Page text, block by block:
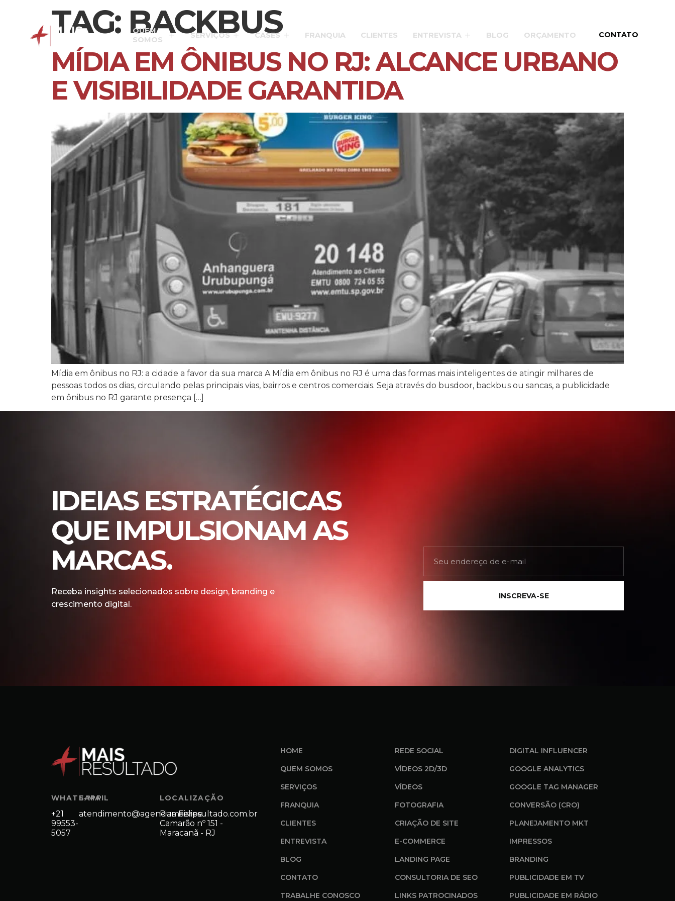
QUEM
SOMOS
SERVIÇOS CASES FRANQUIA CLIENTES ENTREVISTA BLOG ORÇAMENTO CONTATO
TAG: BACKBUS
MÍDIA EM ÔNIBUS NO RJ: ALCANCE URBANO
E VISIBILIDADE GARANTIDA
Mídia em ônibus no RJ: a cidade a favor da sua marca A Mídia em ônibus no RJ é uma das formas mais inteligentes de atingir milhares de
pessoas todos os dias, circulando pelas principais vias, bairros e centros comerciais. Seja através do busdoor, backbus ou sancas, a publicidade
em ônibus no RJ garante presença […]
IDEIAS ESTRATÉGICAS
QUE IMPULSIONAM AS
MARCAS.
Receba insights selecionados sobre design, branding e
crescimento digital.
INSCREVA-SE
WHATSAPP
+21
99553-
5057
E-MAIL
atendimento@agenciamaisresultado.com.br
LOCALIZAÇÃO
Rua Felipe
Camarão nº 151 -
Maracanã - RJ
HOME
QUEM SOMOS
SERVIÇOS
FRANQUIA
CLIENTES
ENTREVISTA
BLOG
CONTATO
TRABALHE CONOSCO
REDE SOCIAL
VÍDEOS 2D/3D
VÍDEOS
FOTOGRAFIA
CRIAÇÃO DE SITE
E-COMMERCE
LANDING PAGE
CONSULTORIA DE SEO
LINKS PATROCINADOS
DIGITAL INFLUENCER
GOOGLE ANALYTICS
GOOGLE TAG MANAGER
CONVERSÃO (CRO)
PLANEJAMENTO MKT
IMPRESSOS
BRANDING
PUBLICIDADE EM TV
PUBLICIDADE EM RÁDIO